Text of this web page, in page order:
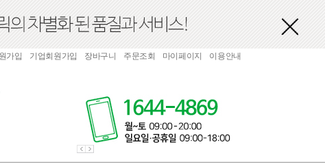
가입 기업회원가입 장바구니 주문조회 마이페이지 이용안내